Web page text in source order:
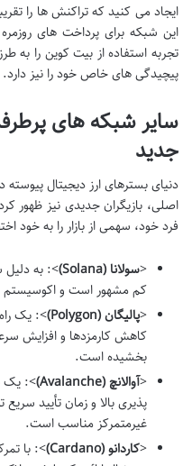
ایجاد می کنید که تراکنش ها را
این شبکه برای پرداخت های
تجربه استفاده از بیت کوین را
پیچیدگی های خاص خود را نیز دارد.
سایر شبکه های
جدید
دنیای بسترهای ارز دیجیتال
اصلی، بازیگران جدیدی نیز ظهور
فرد خود، سهمی از بازار را به خود
<سولانا (Solana)
>: به دلیل
کم مشهور است و اکوسیستم DeFi و NFT پررونقی دارد.
<پالیگان (Polygon)
>: یک
کاهش کارمزدها و افزایش
بخشیده است.
<آوالانچ (Avalanche)
>: یک
پذیری بالا و زمان تأیید
غیرمتمرکز مناسب است.
<کاردانو (Cardano)
>: با